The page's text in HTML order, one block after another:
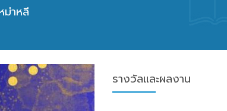
าหลี
รางวัลและผลงาน